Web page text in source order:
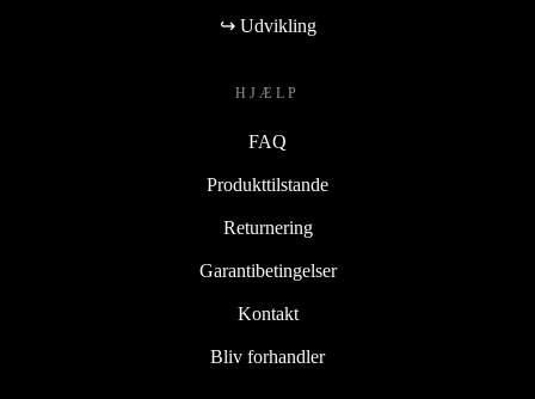
↪ Udvikling
HJÆLP
FAQ
Produkttilstande
Returnering
Garantibetingelser
Kontakt
Bliv forhandler